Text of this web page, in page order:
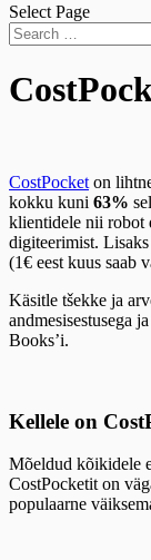
Select Page
CostPocket on
kokku kuni 63%
klientidele nii robot
digiteerimist.
(1€ eest kuus saab
Käsitle tšekke ja
andmesisestusega
Books’i.
Kellele on
Mõeldud kõikidele
CostPocketit on
populaarne